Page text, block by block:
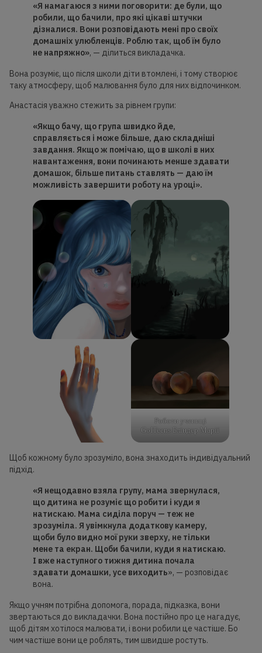
«Я намагаюся з ними поговорити: де були, що
робили, що бачили, про які цікаві штучки
дізналися. Вони розповідають мені про своїх
домашніх улюбленців. Роблю так, щоб їм було
не напряжно», — ділиться викладачка.
Вона розуміє, що після школи діти втомлені, і тому створює
таку атмосферу, щоб малювання було для них відпочинком.
Анастасія уважно стежить за рівнем групи:
«Якщо бачу, що група швидко йде,
справляється і може більше, даю складніші
завдання. Якщо ж помічаю, що в школі в них
навантаження, вони починають менше здавати
домашок, більше питань ставлять — даю їм
можливість завершити роботу на уроці».
Роботи учениці
GoITeens Бліндер Марії
Щоб кожному було зрозуміло, вона знаходить індивідуальний
підхід.
«Я нещодавно взяла групу, мама звернулася,
що дитина не розуміє що робити і куди я
натискаю. Мама сиділа поруч — теж не
зрозуміла. Я увімкнула додаткову камеру,
щоби було видно мої руки зверху, не тільки
мене та екран. Щоби бачили, куди я натискаю.
І вже наступного тижня дитина почала
здавати домашки, усе виходить», — розповідає
вона.
Якщо учням потрібна допомога, порада, підказка, вони
звертаються до викладачки. Вона постійно про це нагадує,
щоб дітям хотілося малювати, і вони робили це частіше. Бо
чим частіше вони це роблять, тим швидше ростуть.